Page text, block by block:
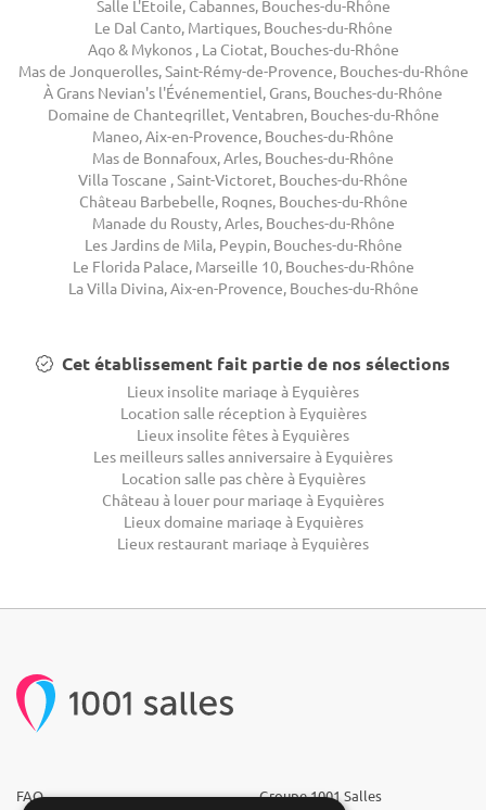
Salle L'Etoile, Cabannes, Bouches-du-Rhône
Le Dal Canto, Martigues, Bouches-du-Rhône
Aqo & Mykonos , La Ciotat, Bouches-du-Rhône
Mas de Jonquerolles, Saint-Rémy-de-Provence, Bouches-du-Rhône
À Grans Nevian's l'Événementiel, Grans, Bouches-du-Rhône
Domaine de Chantegrillet, Ventabren, Bouches-du-Rhône
Maneo, Aix-en-Provence, Bouches-du-Rhône
Mas de Bonnafoux, Arles, Bouches-du-Rhône
Villa Toscane , Saint-Victoret, Bouches-du-Rhône
Château Barbebelle, Rognes, Bouches-du-Rhône
Manade du Rousty, Arles, Bouches-du-Rhône
Les Jardins de Mila, Peypin, Bouches-du-Rhône
Le Florida Palace, Marseille 10, Bouches-du-Rhône
La Villa Divina, Aix-en-Provence, Bouches-du-Rhône
Cet établissement fait partie de nos sélections
Lieux insolite mariage à Eyguières
Location salle réception à Eyguières
Lieux insolite fêtes à Eyguières
Les meilleurs salles anniversaire à Eyguières
Location salle pas chère à Eyguières
Château à louer pour mariage à Eyguières
Lieux domaine mariage à Eyguières
Lieux restaurant mariage à Eyguières
FAQ Groupe 1001 Salles